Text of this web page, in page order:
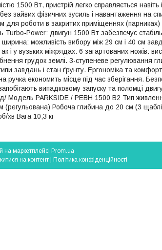
1500 Вт, пристрій легко справляється навіть
зайвих фізичних зусиль і навантаження на
для роботи в закритих приміщеннях
Turbo-Power: двигун 1500 Вт забезпечує
можливість вибору між 29 см і 40 см
і у вузьких міжрядах. 6 загартованих ножів:
грудок землі. 3-ступеневе регулювання
завдань і стан ґрунту. Ергономіка та
економить місце під час зберігання.
випадковому запуску та поломці
PARKSIDE / PEBH 1500 B2 Тип
Робоча глибина до 20 см (3 щаблі)
хв Вага 10,3 кг
на маркетплейсі Prom.ua
на контент Політика конфіденційності